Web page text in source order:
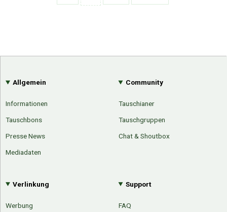
Allgemein
Informationen
Tauschbons
Presse News
Mediadaten
Community
Tauschianer
Tauschgruppen
Chat & Shoutbox
Verlinkung
Werbung
Support
FAQ